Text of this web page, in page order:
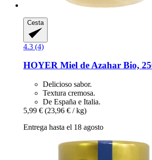
Cesta
4.3 (4)
HOYER Miel de Azahar Bio,
Delicioso sabor.
Textura cremosa.
De España e Italia.
5,99 € (23,96 € / kg)
Entrega hasta el 18 agosto